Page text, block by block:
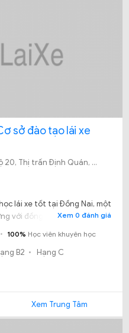
sở đào tạo lái xe
Số 6B, ấp 114, Quốc lộ 20, Thị trấn Định Quán, Huyện Định Quán, Đồng Nai
lái xe tốt tại Đồng Nai, một
với đồng tiền mà mình đã
được kỹ năng xử lý tình
kết thúc khóa học. Bạn đã
Thành Đạt nơi dạy lái xe uy
Xem 0 đánh giá
100% Học viên khuyên học
B2 Hạng C
Xem Trung Tâm